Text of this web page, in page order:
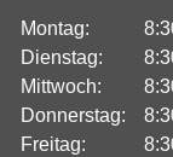
Montag:
Dienstag:
Mittwoch:
Donnerstag:
Freitag: